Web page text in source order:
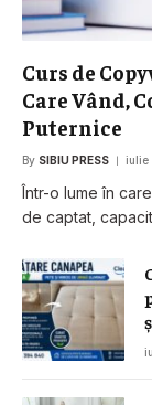
Curs de
Care Vând,
Puternice
By SIBIU PRESS iulie
Într-o lume în
de captat,